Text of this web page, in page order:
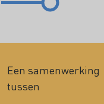
Een samenwerking
tussen